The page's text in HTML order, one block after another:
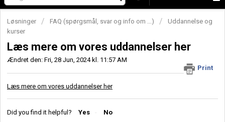
Løsninger FAQ (spørgsmål, svar og info om ...)
Uddannelse og
kurser
Læs mere om vores uddannelser her
Print
Ændret den: Fri, 28 Jun, 2024 kl. 11:57 AM
Læs mere om vores uddannelser her
Did you find it helpful? Yes No